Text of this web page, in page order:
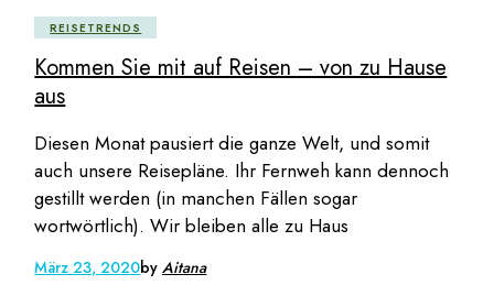
REISETRENDS
Kommen Sie mit auf Reisen – von zu Hause
aus
Diesen Monat pausiert die ganze Welt, und somit
auch unsere Reisepläne. Ihr Fernweh kann dennoch
gestillt werden (in manchen Fällen sogar
wortwörtlich). Wir bleiben alle zu Haus
März 23, 2020byAitana